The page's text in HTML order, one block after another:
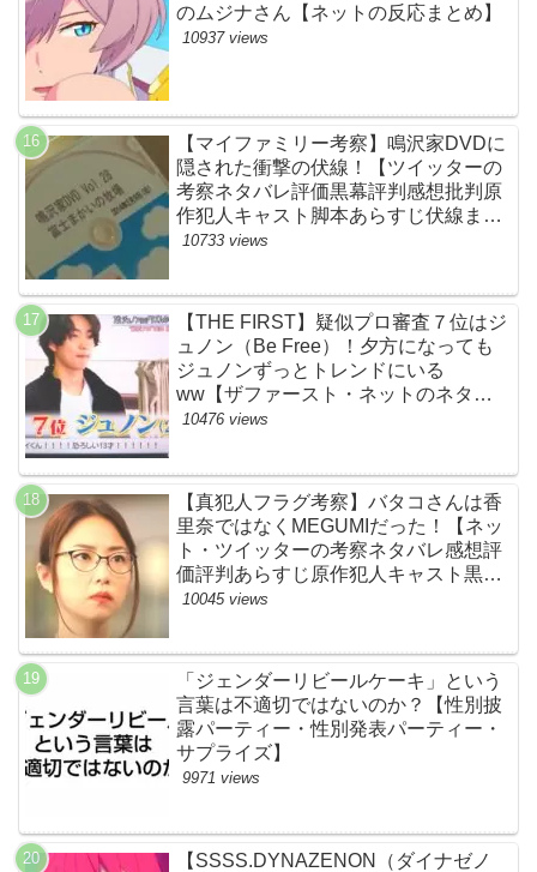
のムジナさん【ネットの反応まとめ】
10937 views
【マイファミリー考察】鳴沢家DVDに
隠された衝撃の伏線！【ツイッターの
考察ネタバレ評価黒幕評判感想批判原
作犯人キャスト脚本あらすじ伏線まと
め】
10733 views
【THE FIRST】疑似プロ審査７位はジ
ュノン（Be Free）！夕方になっても
ジュノンずっとトレンドにいる
ww【ザファースト・ネットのネタバ
レ感想考察まとめ・スッキリ・
10476 views
【真犯人フラグ考察】バタコさんは香
里奈ではなくMEGUMIだった！【ネッ
ト・ツイッターの考察ネタバレ感想評
価評判あらすじ原作犯人キャスト黒幕
伏線まとめ】
10045 views
「ジェンダーリビールケーキ」という
言葉は不適切ではないのか？【性別披
露パーティー・性別発表パーティー・
サプライズ】
9971 views
【SSSS.DYNAZENON（ダイナゼノ